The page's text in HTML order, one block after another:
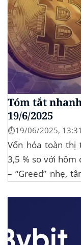
Tóm tắt
19/6/2025
⏱️19/06/2025, 13:31
Vốn hóa toàn thị
3,5 % so với hôm
– “Greed” nhẹ,